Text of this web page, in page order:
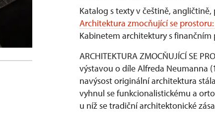
Katalog s texty v češtině,
Architektura zmocňující se
Kabinetem architektury s
ARCHITEKTURA ZMOCŇUJÍCÍ SE
výstavou o díle Alfreda Neumanna
navýsost originální architektura
vyhnul se funkcionalistickému a
u níž se tradiční architektonické